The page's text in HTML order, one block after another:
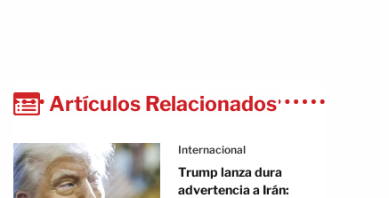
Artículos Relacionados
Internacional
Trump lanza dura
advertencia a Irán: